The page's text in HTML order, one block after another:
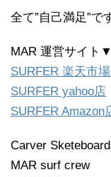
全て”自己満足”で
MAR 運営サイト
SURFER 楽天市
SURFER yahoo店
SURFER Amazon
Carver
MAR surf crew